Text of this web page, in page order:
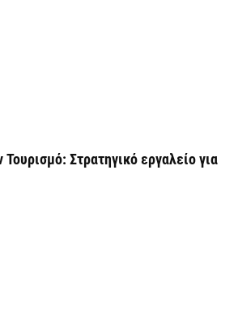
Στρατηγικό εργαλείο για